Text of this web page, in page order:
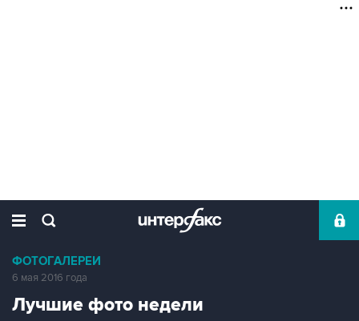
ФОТОГАЛЕРЕИ
6 мая 2016 года
Лучшие фото недели